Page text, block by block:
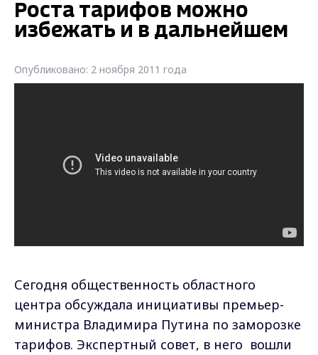
Роста тарифов можно
избежать и в дальнейшем
Опубликовано: 2 ноября 2011 года
Сегодня общественность областного
центра обсуждала инициативы премьер-
министра Владимира Путина по заморозке
тарифов. Экспертный совет, в него вошли